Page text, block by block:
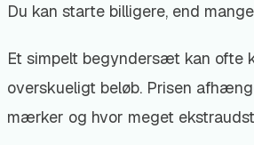
Du kan starte billigere, end
Et simpelt begyndersæt kan ofte
overskueligt beløb. Prisen
mærker og hvor meget